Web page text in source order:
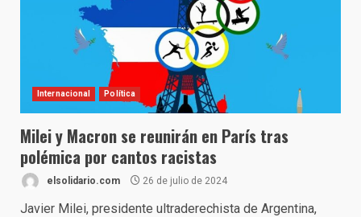
Internacional Política
Milei y Macron se reunirán en París tras
polémica por cantos racistas
elsolidario.com 26 de julio de 2024
Javier Milei, presidente ultraderechista de Argentina,